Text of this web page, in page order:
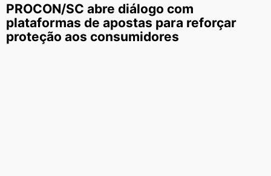
PROCON/SC abre diálogo com
plataformas de apostas para reforçar
proteção aos consumidores